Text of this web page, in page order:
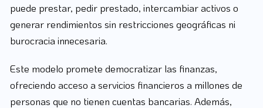
puede prestar, pedir prestado, intercambiar activos o
generar rendimientos sin restricciones geográficas ni
burocracia innecesaria.
Este modelo promete democratizar las finanzas,
ofreciendo acceso a servicios financieros a millones de
personas que no tienen cuentas bancarias. Además,